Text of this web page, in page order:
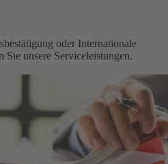
oder Internationale
Sie unsere Serviceleistungen.